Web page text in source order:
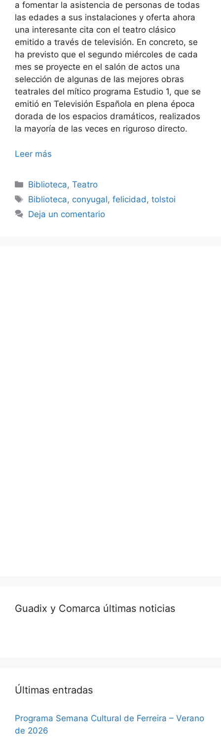
a fomentar la asistencia de personas de todas
las edades a sus instalaciones y oferta ahora
una interesante cita con el teatro clásico
emitido a través de televisión. En concreto, se
ha previsto que el segundo miércoles de cada
mes se proyecte en el salón de actos una
selección de algunas de las mejores obras
teatrales del mítico programa Estudio 1, que se
emitió en Televisión Española en plena época
dorada de los espacios dramáticos, realizados
la mayoría de las veces en riguroso directo.
Leer más
Categorías
Biblioteca,Teatro
Etiquetas
Biblioteca, conyugal,felicidad ,tolstoi
Deja un comentario
Guadix y Comarca últimas noticias
Últimas entradas
Programa Semana Cultural de Ferreira – Verano
de 2026